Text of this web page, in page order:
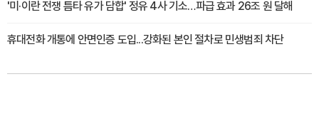
'미·이란 전쟁 틈타 유가 담합' 정유 4사 기소…파급 효과 26조 원 달해
휴대전화 개통에 안면인증 도입...강화된 본인 절차로 민생범죄 차단